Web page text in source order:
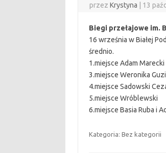
przezKrystyna 13
Biegi przełajowe im.
16 września w Białej
średnio.
1.miejsce Adam Marecki
3.miejsce Weronika
4.miejsce Sadowski
5.miejsce Wróblewski
6.miejsce Basia Ruba i
Kategoria: Bez kategorii